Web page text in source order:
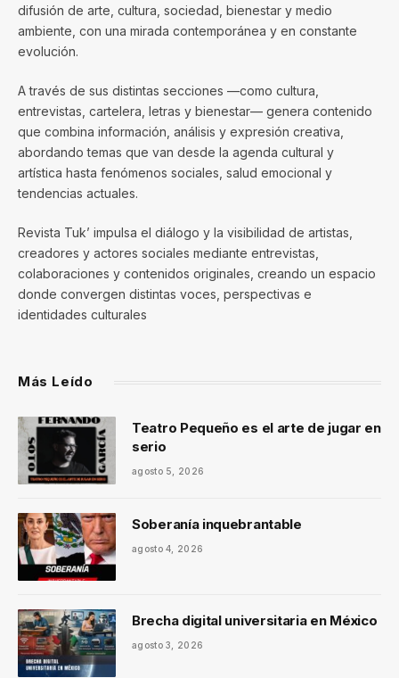
difusión de arte, cultura, sociedad, bienestar y medio
ambiente, con una mirada contemporánea y en constante
evolución.
A través de sus distintas secciones —como cultura,
entrevistas, cartelera, letras y bienestar— genera contenido
que combina información, análisis y expresión creativa,
abordando temas que van desde la agenda cultural y
artística hasta fenómenos sociales, salud emocional y
tendencias actuales.
Revista Tuk’ impulsa el diálogo y la visibilidad de artistas,
creadores y actores sociales mediante entrevistas,
colaboraciones y contenidos originales, creando un espacio
donde convergen distintas voces, perspectivas e
identidades culturales
Más Leído
Teatro Pequeño es el arte de jugar en
serio
agosto 5, 2026
Soberanía inquebrantable
agosto 4, 2026
Brecha digital universitaria en México
agosto 3, 2026